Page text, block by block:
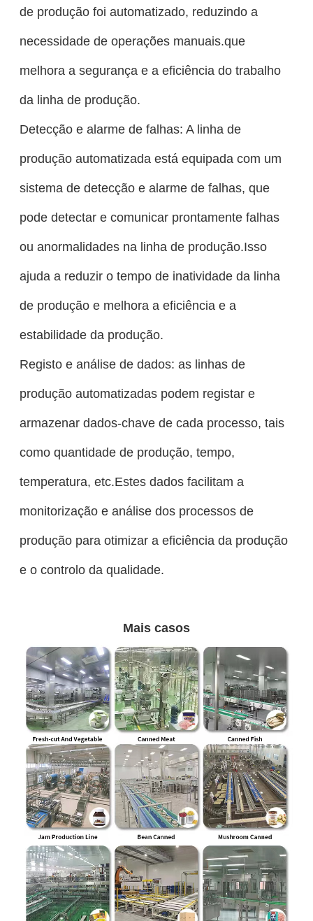
de produção foi automatizado, reduzindo a
necessidade de operações manuais.que
melhora a segurança e a eficiência do trabalho
da linha de produção.
Detecção e alarme de falhas: A linha de
produção automatizada está equipada com um
sistema de detecção e alarme de falhas, que
pode detectar e comunicar prontamente falhas
ou anormalidades na linha de produção.Isso
ajuda a reduzir o tempo de inatividade da linha
de produção e melhora a eficiência e a
estabilidade da produção.
Registo e análise de dados: as linhas de
produção automatizadas podem registar e
armazenar dados-chave de cada processo, tais
como quantidade de produção, tempo,
temperatura, etc.Estes dados facilitam a
monitorização e análise dos processos de
produção para otimizar a eficiência da produção
e o controlo da qualidade.
Mais casos